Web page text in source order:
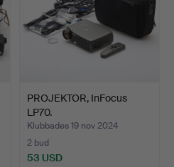
PROJEKTOR, InFocus
LP70.
Klubbades 19 nov 2024
2 bud
53 USD